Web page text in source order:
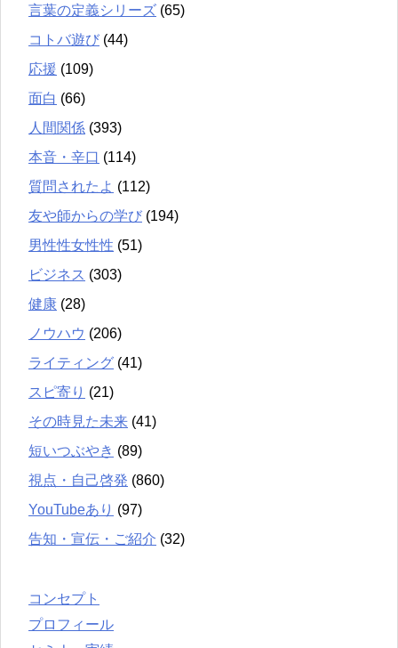
言葉の定義シリーズ (65)
コトバ遊び (44)
応援 (109)
面白 (66)
人間関係 (393)
本音・辛口 (114)
質問されたよ (112)
友や師からの学び (194)
男性性女性性 (51)
ビジネス (303)
健康 (28)
ノウハウ (206)
ライティング (41)
スピ寄り (21)
その時見た未来 (41)
短いつぶやき (89)
視点・自己啓発 (860)
YouTubeあり (97)
告知・宣伝・ご紹介 (32)
コンセプト
プロフィール